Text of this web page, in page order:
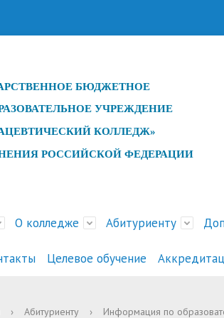
ВЕННОЕ БЮДЖЕТНОЕ
УЧРЕЖДЕНИЕ
КОЛЛЕДЖ»
РОССИЙСКОЙ ФЕДЕРАЦИИ
и органы управления
О колледже
История
Абитуриенту
поданных заявлений
специалистов с
занятий
конкурсы, конференции
Целевое обучение
› Абитуриенту › Информация по